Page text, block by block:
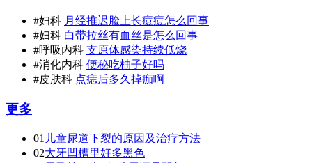
#妇科 月经推迟脸上长痘痘怎么回事
#妇科 白带拉丝有血丝是怎么回事
#呼吸内科 支原体感染持续低烧
#消化内科 便秘吃柚子好吗
#皮肤科 点痣后多久掉痂啊
更多
01 儿童尿道下裂的原因及治疗方法
02大牙凹槽里好多黑色